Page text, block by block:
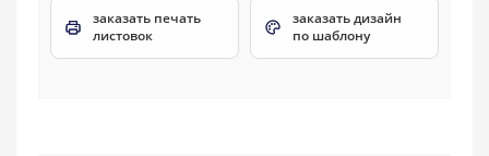
заказать печать
листовок
заказать дизайн
по шаблону